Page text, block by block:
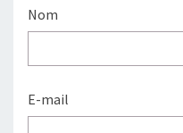
Nom
E-mail